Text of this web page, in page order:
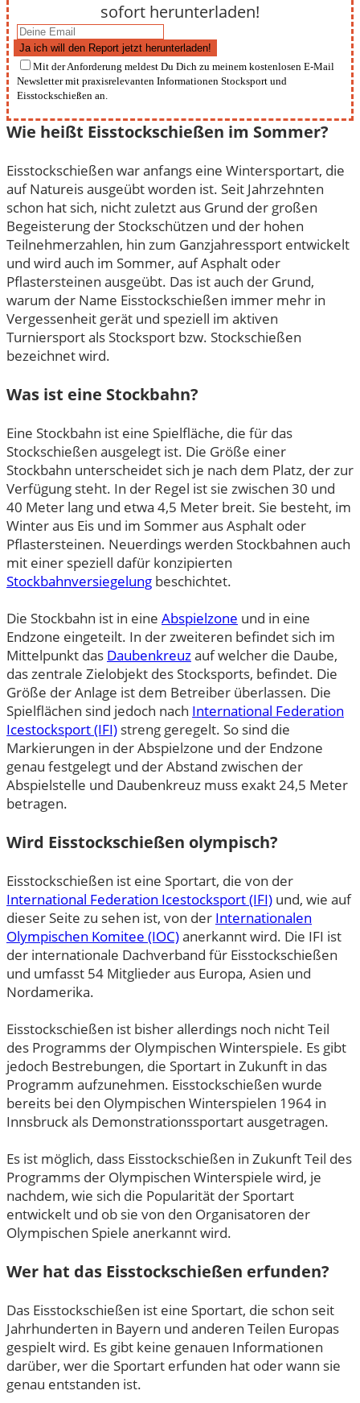
sofort herunterladen!
Ja ich will den Report jetzt herunterladen!
Mit der Anforderung meldest Du Dich zu meinem kostenlosen E-Mail
Newsletter mit praxisrelevanten Informationen Stocksport und
Eisstockschießen an.
Wie heißt Eisstockschießen im Sommer?
Eisstockschießen war anfangs eine Wintersportart, die
auf Natureis ausgeübt worden ist. Seit Jahrzehnten
schon hat sich, nicht zuletzt aus Grund der großen
Begeisterung der Stockschützen und der hohen
Teilnehmerzahlen, hin zum Ganzjahressport entwickelt
und wird auch im Sommer, auf Asphalt oder
Pflastersteinen ausgeübt. Das ist auch der Grund,
warum der Name Eisstockschießen immer mehr in
Vergessenheit gerät und speziell im aktiven
Turniersport als Stocksport bzw. Stockschießen
bezeichnet wird.
Was ist eine Stockbahn?
Eine Stockbahn ist eine Spielfläche, die für das
Stockschießen ausgelegt ist. Die Größe einer
Stockbahn unterscheidet sich je nach dem Platz, der zur
Verfügung steht. In der Regel ist sie zwischen 30 und
40 Meter lang und etwa 4,5 Meter breit. Sie besteht, im
Winter aus Eis und im Sommer aus Asphalt oder
Pflastersteinen. Neuerdings werden Stockbahnen auch
mit einer speziell dafür konzipierten
Stockbahnversiegelung beschichtet.
Die Stockbahn ist in eine Abspielzone und in eine
Endzone eingeteilt. In der zweiteren befindet sich im
Mittelpunkt das Daubenkreuzauf welcher die Daube,
das zentrale Zielobjekt des Stocksports, befindet. Die
Größe der Anlage ist dem Betreiber überlassen. Die
Spielflächen sind jedoch nach International Federation
Icestocksport (IFI) streng geregelt. So sind die
Markierungen in der Abspielzone und der Endzone
genau festgelegt und der Abstand zwischen der
Abspielstelle und Daubenkreuz muss exakt 24,5 Meter
betragen.
Wird Eisstockschießen olympisch?
Eisstockschießen ist eine Sportart, die von der
International Federation Icestocksport (IFI) und, wie auf
dieser Seite zu sehen ist, von der Internationalen
Olympischen Komitee (IOC)anerkannt wird. Die IFI ist
der internationale Dachverband für Eisstockschießen
und umfasst 54 Mitglieder aus Europa, Asien und
Nordamerika.
Eisstockschießen ist bisher allerdings noch nicht Teil
des Programms der Olympischen Winterspiele. Es gibt
jedoch Bestrebungen, die Sportart in Zukunft in das
Programm aufzunehmen. Eisstockschießen wurde
bereits bei den Olympischen Winterspielen 1964 in
Innsbruck als Demonstrationssportart ausgetragen.
Es ist möglich, dass Eisstockschießen in Zukunft Teil des
Programms der Olympischen Winterspiele wird, je
nachdem, wie sich die Popularität der Sportart
entwickelt und ob sie von den Organisatoren der
Olympischen Spiele anerkannt wird.
Wer hat das Eisstockschießen erfunden?
Das Eisstockschießen ist eine Sportart, die schon seit
Jahrhunderten in Bayern und anderen Teilen Europas
gespielt wird. Es gibt keine genauen Informationen
darüber, wer die Sportart erfunden hat oder wann sie
genau entstanden ist.